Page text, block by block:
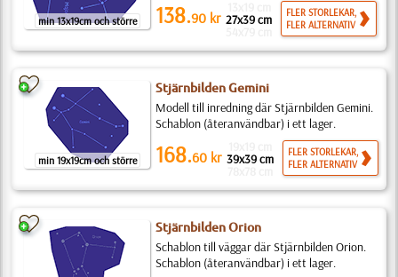
min 13x19cm och större 138.90 kr 27x39 cm
FLER STORLEKAR,
FLER ALTERNATIV
min 19x19cm och större
Stjärnbilden Gemini
Modell till inredning där Stjärnbilden Gemini.
Schablon (återanvändbar) i ett lager.
168.60 kr 39x39 cm
FLER STORLEKAR,
FLER ALTERNATIV
Stjärnbilden Orion
Schablon till väggar där Stjärnbilden Orion.
Schablon (återanvändbar) i ett lager.